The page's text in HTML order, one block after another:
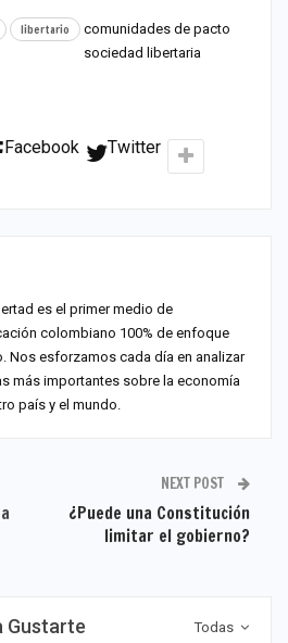
comunidades de pacto
libertario
sociedad libertaria
Facebook Twitter
es el primer medio de
colombiano 100% de enfoque
Nos esforzamos cada día en analizar
más importantes sobre la economía
país y el mundo.
NEXT POST
¿Puede una Constitución
limitar el gobierno?
Todas
Gustarte